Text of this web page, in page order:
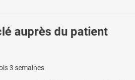
auprès du patient
3 semaines